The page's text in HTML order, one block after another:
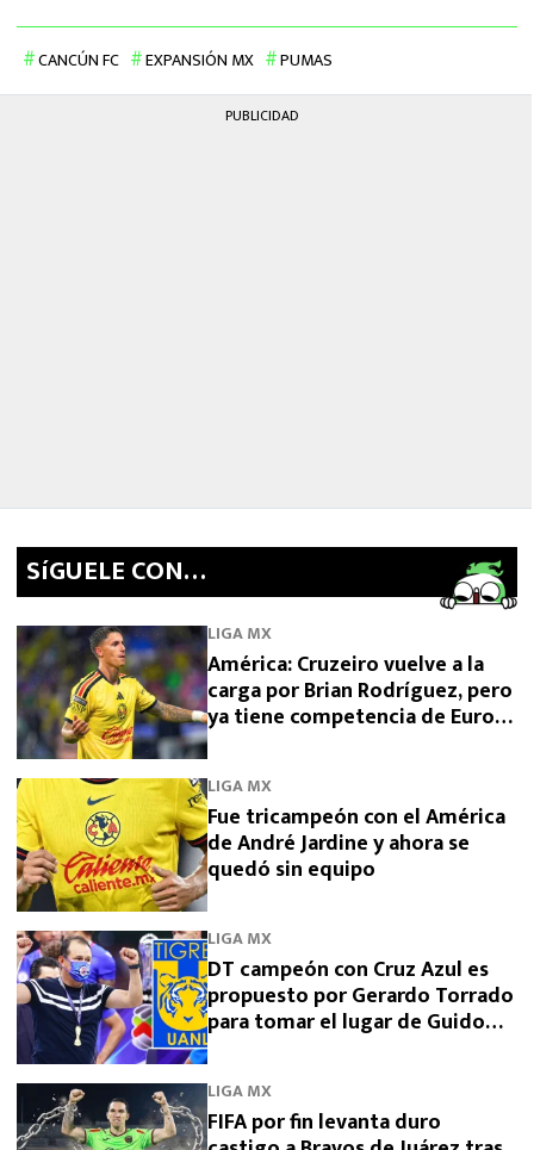
CANCÚN FC EXPANSIÓN MX PUMAS
PUBLICIDAD
SíGUELE CON…
LIGA MX
América: Cruzeiro vuelve a la
carga por Brian Rodríguez, pero
ya tiene competencia de Europa
LIGA MX
Fue tricampeón con el América
de André Jardine y ahora se
quedó sin equipo
LIGA MX
DT campeón con Cruz Azul es
propuesto por Gerardo Torrado
para tomar el lugar de Guido
LIGA MX
FIFA por fin levanta duro